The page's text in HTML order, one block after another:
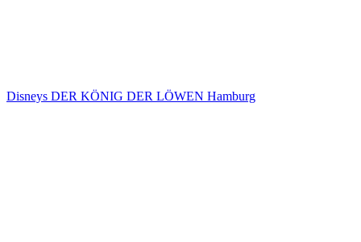
Disneys DER KÖNIG DER LÖWEN Hamburg